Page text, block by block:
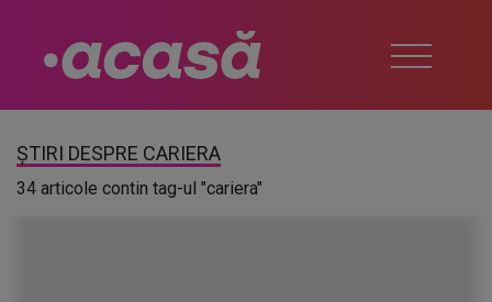
ȘTIRI DESPRE CARIERA
34 articole contin tag-ul "cariera"